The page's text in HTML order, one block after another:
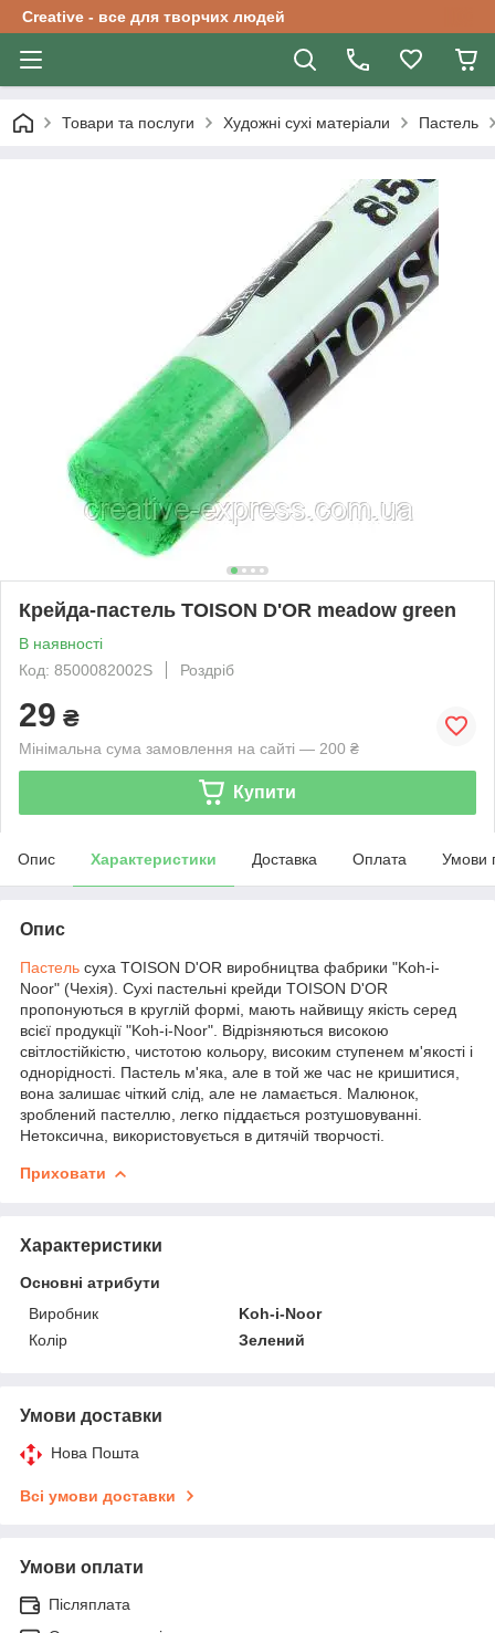
Creative - все для творчих людей
Товари та послуги Художні сухі матеріали Пастель
Крейда-пастель TOISON D'OR meadow green
В наявності
Код: 8500082002S
Роздріб
29 ₴
Мінімальна сума замовлення на сайті — 200 ₴
Купити
Опис Характеристики Доставка Оплата Умови
Опис
Пастель суха TOISON D'OR виробництва фабрики "Koh-i-
Noor" (Чехія). Сухі пастельні крейди TOISON D'OR
пропонуються в круглій формі, мають найвищу якість серед
всієї продукції "Koh-i-Noor". Відрізняються високою
світлостійкістю, чистотою кольору, високим ступенем м'якості і
однорідності. Пастель м'яка, але в той же час не кришитися,
вона залишає чіткий слід, але не ламається. Малюнок,
зроблений пастеллю, легко піддається розтушовуванні.
Нетоксична, використовується в дитячій творчості.
Приховати
Характеристики
Основні атрибути
Виробник
Koh-i-Noor
Колір
Зелений
Умови доставки
Нова Пошта
Всі умови доставки
Умови оплати
Післяплата